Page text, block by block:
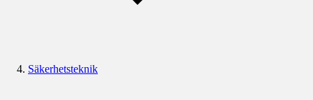
Säkerhetsteknik